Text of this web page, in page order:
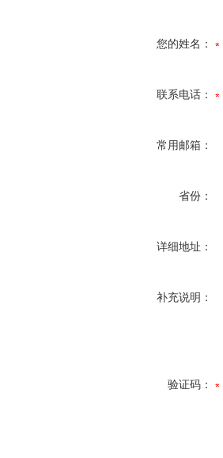
您的姓名：
联系电话：
常用邮箱：
省份：
详细地址：
补充说明：
验证码：